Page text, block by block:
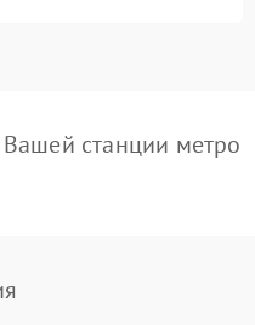
станции метро